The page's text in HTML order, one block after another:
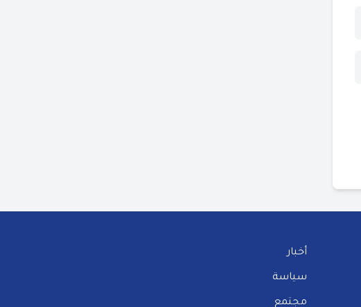
أخبار
سياسة
مجتمع